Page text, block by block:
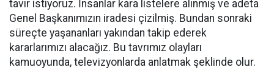
tavır istiyoruz. İnsanlar kara listelere alınmış ve adeta
Genel Başkanımızın iradesi çizilmiş. Bundan sonraki
süreçte yaşananları yakından takip ederek
kararlarımızı alacağız. Bu tavrımız olayları
kamuoyunda, televizyonlarda anlatmak şeklinde olur.